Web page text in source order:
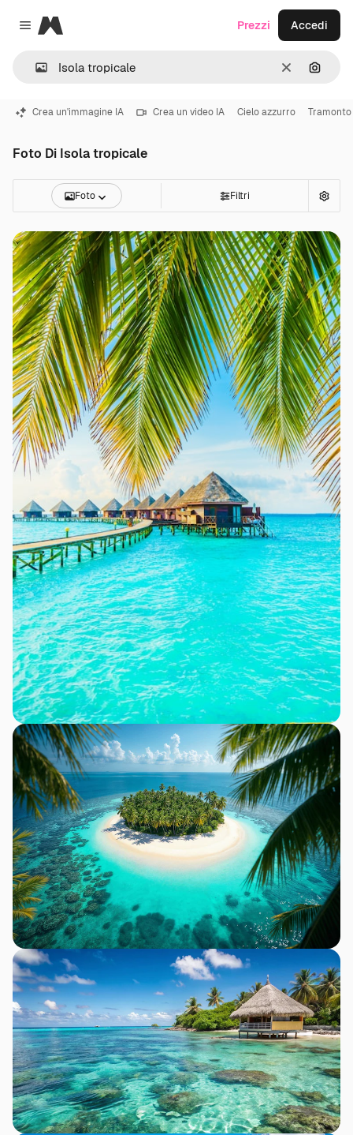
Close menu
Magnific
CancellaCerca
Prezzi Accedi
Crea un'immagine IA Crea un video IA Cielo azzurro
Foto Di Isola tropicale
Foto Filtri